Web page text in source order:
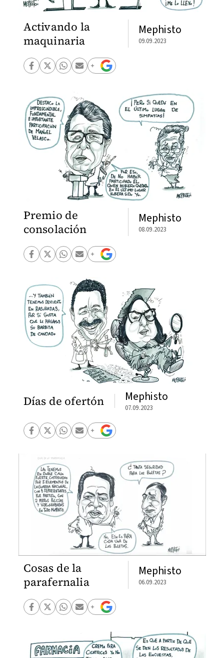
Activando la
maquinaria
Mephisto
09.09.2023
Premio de
consolación
Mephisto
08.09.2023
Días de ofertón Mephisto
07.09.2023
Cosas de la
parafernalia
Mephisto
06.09.2023